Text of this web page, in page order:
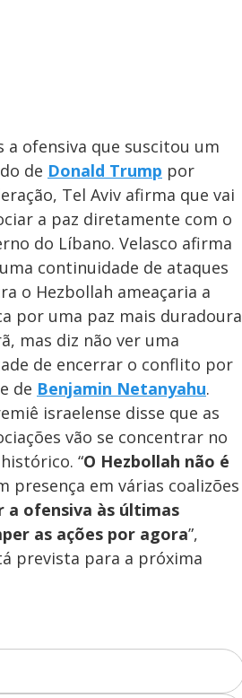
a ofensiva que suscitou um
de Donald Trump por
Tel Aviv afirma que vai
a paz diretamente com o
do Líbano. Velasco afirma
continuidade de ataques
o Hezbollah ameaçaria a
por uma paz mais duradoura
mas diz não ver uma
de encerrar o conflito por
de Benjamin Netanyahu.
israelense disse que as
vão se concentrar no
“O Hezbollah não é
em várias coalizões
a ofensiva às últimas
as ações por agora”,
prevista para a próxima